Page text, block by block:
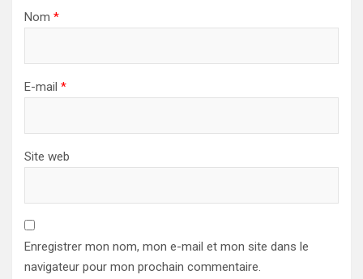
Nom *
E-mail *
Site web
Enregistrer mon nom, mon e-mail et mon site dans le
navigateur pour mon prochain commentaire.